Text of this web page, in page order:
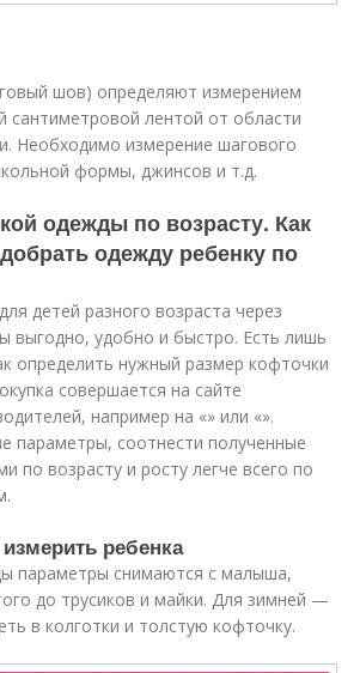
шов) определяют измерением
сантиметровой лентой от области
Необходимо измерение шагового
формы, джинсов и т.д.
одежды по возрасту. Как
одежду ребенку по
детей разного возраста через
выгодно, удобно и быстро. Есть лишь
определить нужный размер кофточки
совершается на сайте
например на «» или «».
параметры, соотнести полученные
по возрасту и росту легче всего по
ребенка
параметры снимаются с малыша,
до трусиков и майки. Для зимней —
в колготки и толстую кофточку.